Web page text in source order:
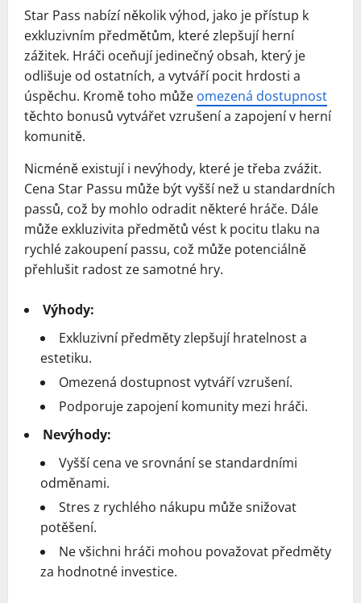
Star Pass nabízí několik výhod, jako je přístup k
exkluzivním předmětům, které zlepšují herní
zážitek. Hráči oceňují jedinečný obsah, který je
odlišuje od ostatních, a vytváří pocit hrdosti a
úspěchu. Kromě toho může omezená dostupnost
těchto bonusů vytvářet vzrušení a zapojení v herní
komunitě.
Nicméně existují i nevýhody, které je třeba zvážit.
Cena Star Passu může být vyšší než u standardních
passů, což by mohlo odradit některé hráče. Dále
může exkluzivita předmětů vést k pocitu tlaku na
rychlé zakoupení passu, což může potenciálně
přehlušit radost ze samotné hry.
Výhody:
Exkluzivní předměty zlepšují hratelnost a
estetiku.
Omezená dostupnost vytváří vzrušení.
Podporuje zapojení komunity mezi hráči.
Nevýhody:
Vyšší cena ve srovnání se standardními
odměnami.
Stres z rychlého nákupu může snižovat
potěšení.
Ne všichni hráči mohou považovat předměty
za hodnotné investice.